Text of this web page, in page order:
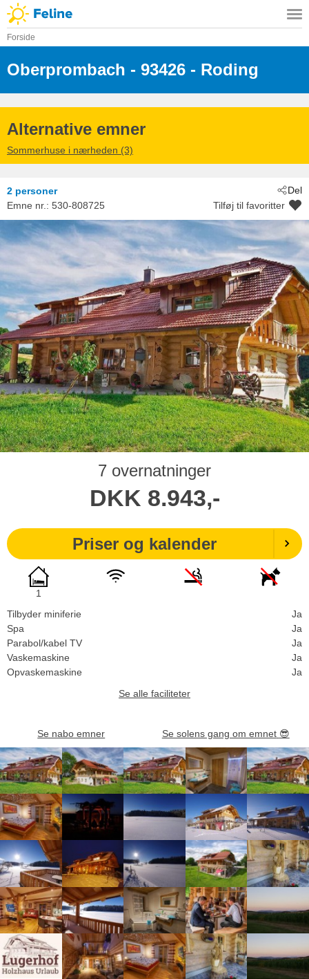
Forside
Oberprombach - 93426 - Roding
Alternative emner
Sommerhuse i nærheden (3)
Del
2 personer
Emne nr.: 530-808725 Tilføj til favoritter
7 overnatninger
DKK 8.943,-
Priser og kalender
1
Tilbyder miniferie
Ja
Spa
Ja
Parabol/kabel TV
Ja
Vaskemaskine
Ja
Opvaskemaskine
Ja
Se alle faciliteter
Se nabo emner Se solens gang om emnet 😎